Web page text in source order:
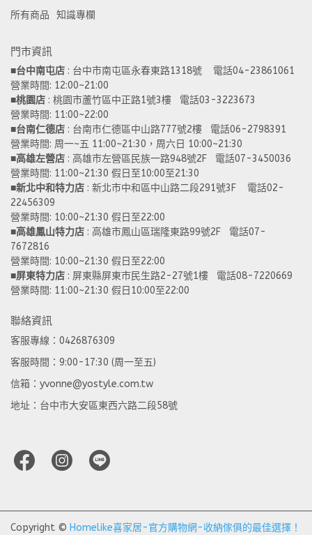
所有商品
知識專欄
門市資訊
■台中南屯店 : 台中市南屯區永春東路1318號    電話04-23861061
營業時間: 12:00~21:00
■桃園店 : 桃園市蘆竹區中正路1號3樓   電話03-3223673
營業時間: 11:00~22:00
■台南仁德店 : 台南市仁德區中山路777號2樓   電話06-2798391
營業時間: 周一~五 11:00~21:30，周六日 10:00~21:30
■高雄左營店 : 高雄市左營區民族一路948號2F   電話07-3450036
營業時間: 11:00~21:30 假日至10:00至21:30
■新北中和特力店 : 新北市中和區中山路二段291號3F    電話02-
22456309
營業時間: 10:00~21:30 假日至22:00
■高雄鳳山特力店 : 高雄市鳳山區瑞隆東路99號2F   電話07-
7672816
營業時間: 10:00~21:30 假日至22:00
■屏東特力店 : 屏東縣屏東市民生路2-27號1樓   電話08-7220669
營業時間: 11:00~21:30 假日10:00至22:00
聯絡資訊
客服專線：0426876309
客服時間：9:00-17:30 (周一至五)
信箱：yvonne@yostyle.com.tw
地址：台中市大安區東西六路二段58號
Copyright © Homelike喜家居-官方購物網-收納傢俱的最佳選擇！